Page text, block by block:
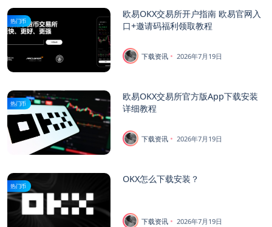
热门币
欧易OKX交易所开户指南 欧易官网入
口+邀请码福利领取教程
下载资讯 2026年7月19日
热门币
欧易OKX交易所官方版App下载安装
详细教程
下载资讯 2026年7月19日
热门币
OKX怎么下载安装？
下载资讯 2026年7月19日